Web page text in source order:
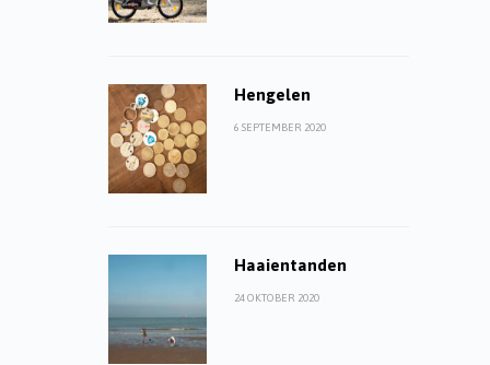
Hengelen
6 SEPTEMBER 2020
Haaientanden
24 OKTOBER 2020